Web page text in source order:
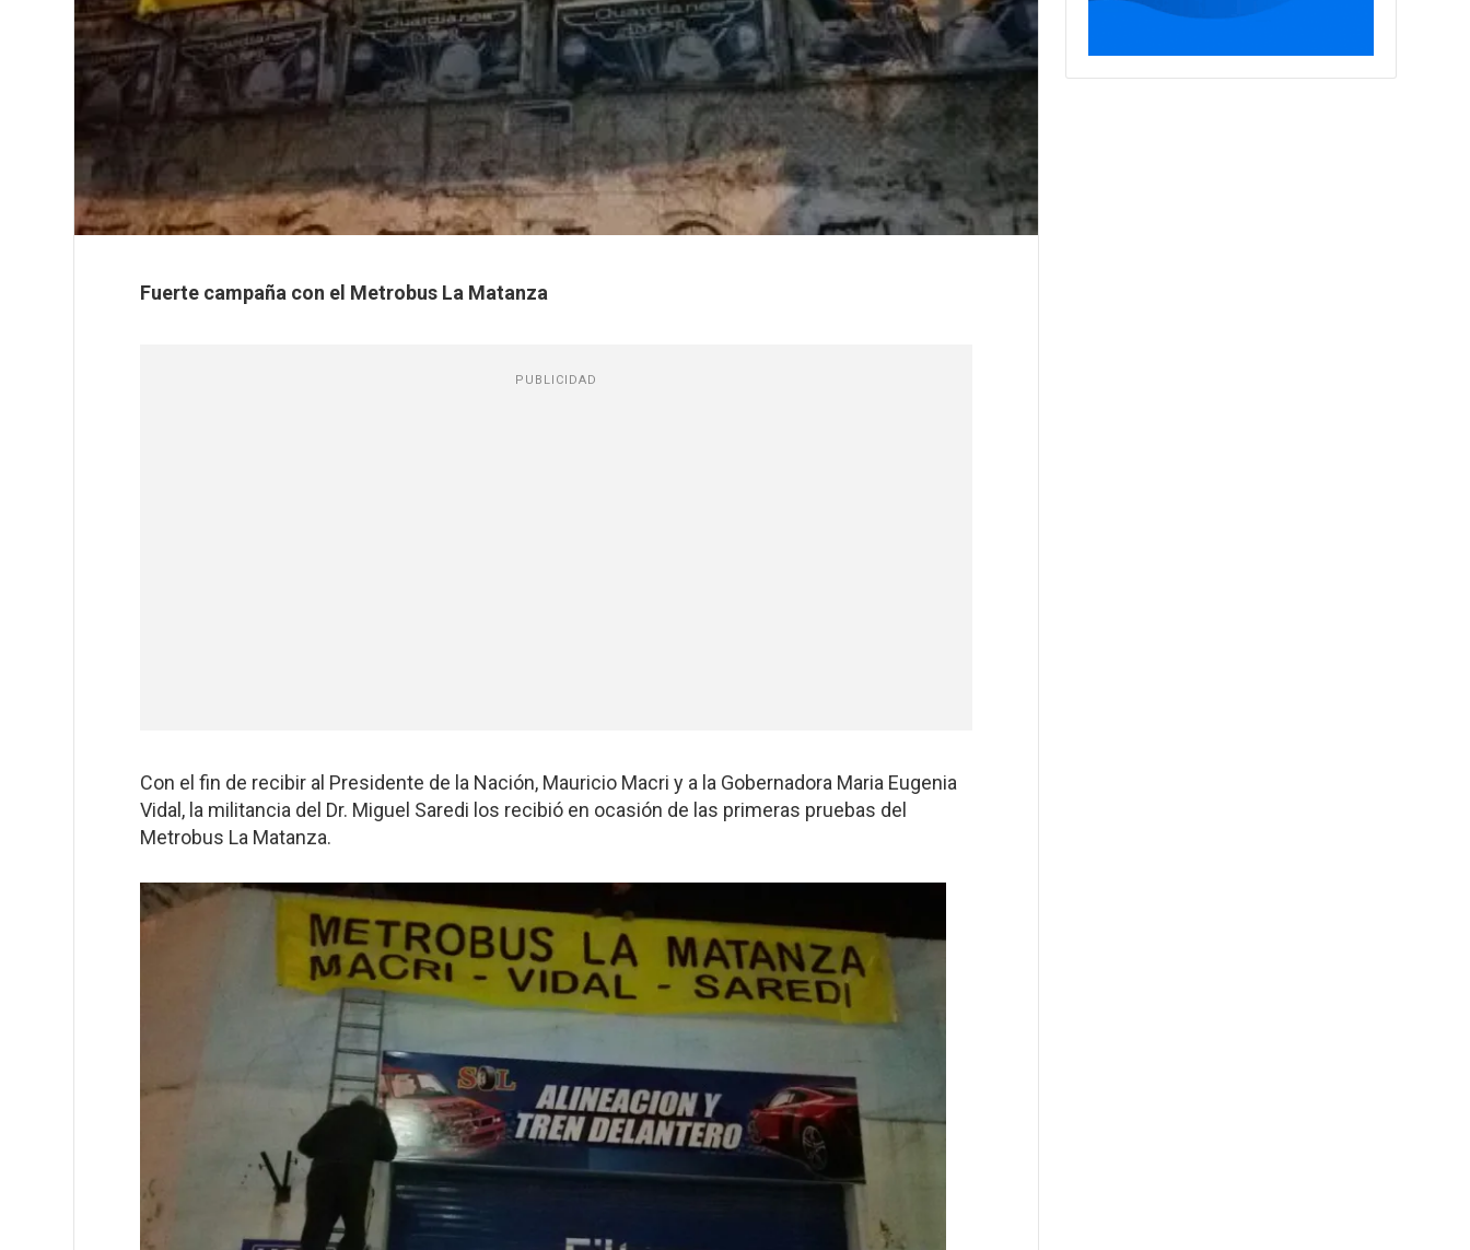
Fuerte campaña con el Metrobus La Matanza
PUBLICIDAD
Con el fin de recibir al Presidente de la Nación, Mauricio Macri y a la Gobernadora Maria Eugenia
Vidal, la militancia del Dr. Miguel Saredi los recibió en ocasión de las primeras pruebas del
Metrobus La Matanza.